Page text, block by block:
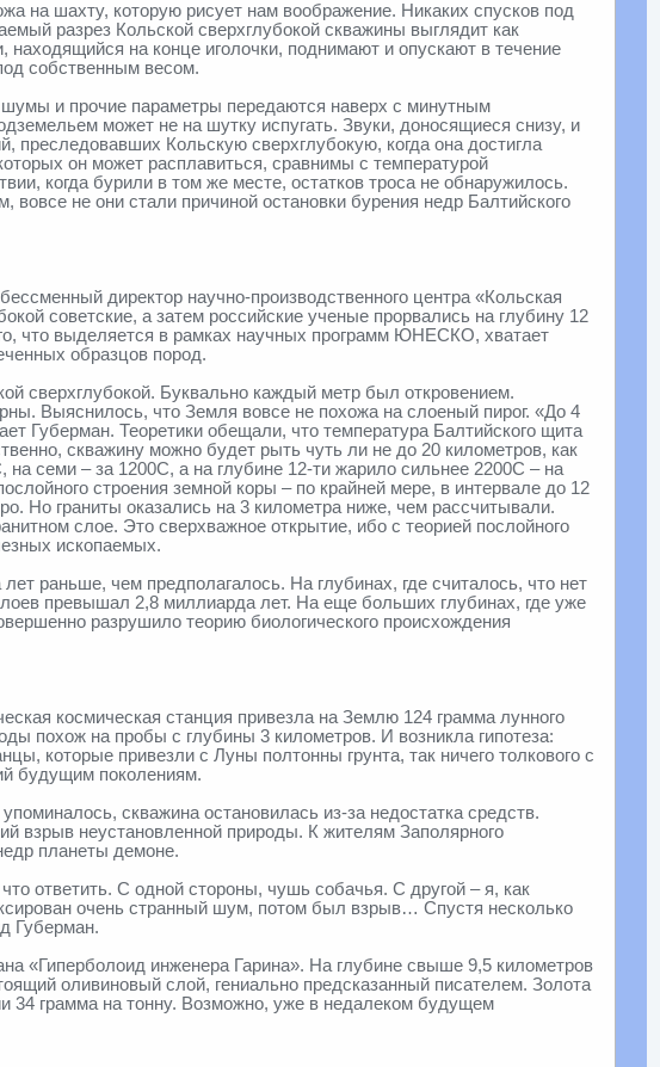
на шахту, которую рисует нам воображение. Никаких спусков под
разрез Кольской сверхглубокой скважины выглядит как
на конце иголочки, поднимают и опускают в течение
собственным весом.
и прочие параметры передаются наверх с минутным
может не на шутку испугать. Звуки, доносящиеся снизу, и
Кольскую сверхглубокую, когда она достигла
он может расплавиться, сравнимы с температурой
когда бурили в том же месте, остатков троса не обнаружилось.
не они стали причиной остановки бурения недр Балтийского
директор научно-производственного центра «Кольская
советские, а затем российские ученые прорвались на глубину 12
что выделяется в рамках научных программ ЮНЕСКО, хватает
образцов пород.
сверхглубокой. Буквально каждый метр был откровением.
Выяснилось, что Земля вовсе не похожа на слоеный пирог. «До 4
Губерман. Теоретики обещали, что температура Балтийского щита
скважину можно будет рыть чуть ли не до 20 километров, как
семи – за 1200C, а на глубине 12-ти жарило сильнее 2200C – на
строения земной коры – по крайней мере, в интервале до 12
Но граниты оказались на 3 километра ниже, чем рассчитывали.
слое. Это сверхважное открытие, ибо с теорией послойного
ископаемых.
раньше, чем предполагалось. На глубинах, где считалось, что нет
превышал 2,8 миллиарда лет. На еще больших глубинах, где уже
разрушило теорию биологического происхождения
космическая станция привезла на Землю 124 грамма лунного
похож на пробы с глубины 3 километров. И возникла гипотеза:
которые привезли с Луны полтонны грунта, так ничего толкового с
будущим поколениям.
скважина остановилась из-за недостатка средств.
взрыв неустановленной природы. К жителям Заполярного
планеты демоне.
ответить. С одной стороны, чушь собачья. С другой – я, как
очень странный шум, потом был взрыв… Спустя несколько
Губерман.
«Гиперболоид инженера Гарина». На глубине свыше 9,5 километров
оливиновый слой, гениально предсказанный писателем. Золота
34 грамма на тонну. Возможно, уже в недалеком будущем